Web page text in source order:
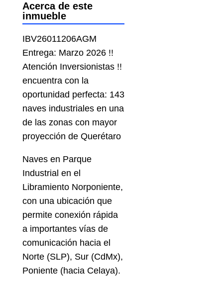
Acerca de este
inmueble
IBV26011206AGM
Entrega: Marzo 2026 !!
Atención Inversionistas !!
encuentra con la
oportunidad perfecta: 143
naves industriales en una
de las zonas con mayor
proyección de Querétaro
Naves en Parque
Industrial en el
Libramiento Norponiente,
con una ubicación que
permite conexión rápida
a importantes vías de
comunicación hacia el
Norte (SLP), Sur (CdMx),
Poniente (hacia Celaya).